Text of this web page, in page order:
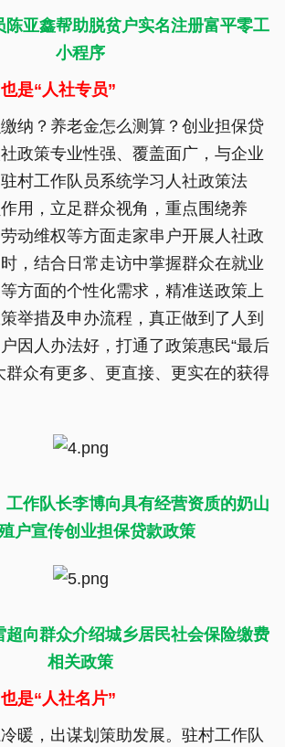
陈亚鑫帮助脱贫户实名注册富平零工
小程序
是“人社专员”
？养老金怎么测算？创业担保贷
政策专业性强、覆盖面广，与企业
村工作队员系统学习人社政策法
用，立足群众视角，重点围绕养
动维权等方面走家串户开展人社政
，结合日常走访中掌握群众在就业
方面的个性化需求，精准送政策上
举措及申办流程，真正做到了人到
因人办法好，打通了政策惠民“最后
群众有更多、更直接、更实在的获得
工作队长李博向具有经营资质的奶山
户宣传创业担保贷款政策
超向群众介绍城乡居民社会保险缴费
相关政策
是“人社名片”
，出谋划策助发展。驻村工作队